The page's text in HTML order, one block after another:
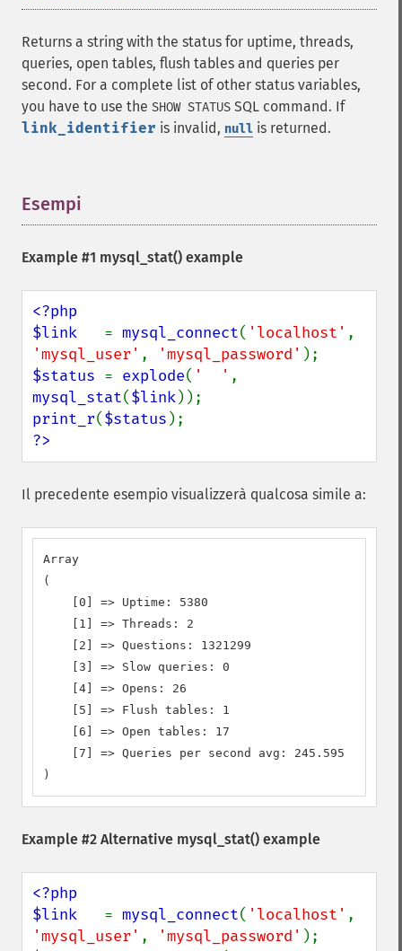
Returns a string with the status for uptime, threads,
queries, open tables, flush tables and queries per
second. For a complete list of other status variables,
you have to use the SHOW STATUS SQL command. If
link_identifier is invalid, null is returned.
Esempi
Example #1 mysql_stat() example
<?php
$link = mysql_connect( 'localhost'
'mysql_user' , 'mysql_password'
$status = explode( '  '
mysql_stat($link
print_r($status
?>
Il precedente esempio visualizzerà qualcosa simile a:
Array
(
    [0] => Uptime: 5380
    [1] => Threads: 2
    [2] => Questions: 1321299
    [3] => Slow queries: 0
    [4] => Opens: 26
    [5] => Flush tables: 1
    [6] => Open tables: 17
    [7] => Queries per second avg: 245.595
)
Example #2 Alternative mysql_stat() example
<?php
$link = mysql_connect( 'localhost'
'mysql_user' , 'mysql_password'